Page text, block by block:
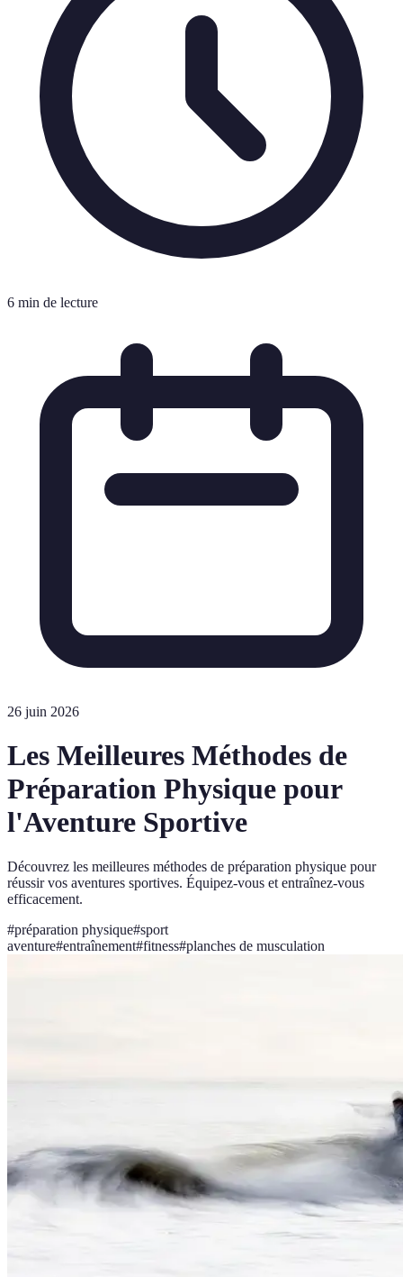
6 min de lecture
26 juin 2026
Les Meilleures Méthodes de
Préparation Physique pour
l'Aventure Sportive
Découvrez les meilleures méthodes de préparation physique pour
réussir vos aventures sportives. Équipez-vous et entraînez-vous
efficacement.
#préparation physique#sport
aventure#entraînement#fitness#planches de musculation